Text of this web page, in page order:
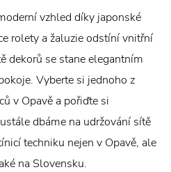
vzhled díky japonské
rolety a žaluzie odstíní vnitřní
dekorů se stane elegantním
Vyberte si jednoho z
v Opavě a pořiďte si
dbáme na udržování sítě
techniku nejen v Opavě, ale
na Slovensku.